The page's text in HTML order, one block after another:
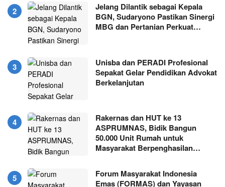
Jelang Dilantik sebagai Kepala
BGN, Sudaryono Pastikan Sinergi
MBG dan Pertanian Perkuat…
Unisba dan PERADI Profesional
Sepakat Gelar Pendidikan Advokat
Berkelanjutan
Rakernas dan HUT ke 13
ASPRUMNAS, Bidik Bangun
50.000 Unit Rumah untuk
Masyarakat Berpenghasilan…
Forum Masyarakat Indonesia
Emas (FORMAS) dan Yayasan